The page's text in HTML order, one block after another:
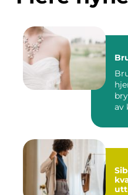
av